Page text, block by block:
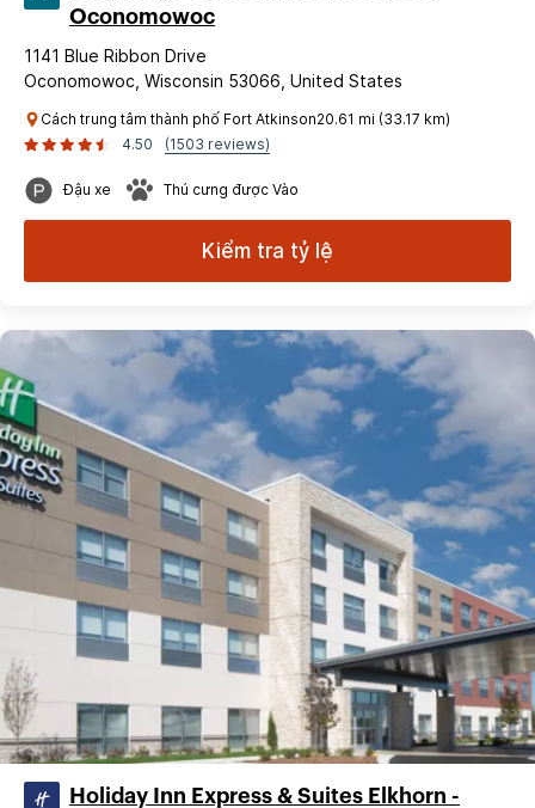
Oconomowoc
1141 Blue Ribbon Drive
Oconomowoc, Wisconsin 53066, United States
Cách trung tâm thành phố Fort Atkinson20.61 mi (33.17 km)
4.50
(1503 reviews)
Đậu xe Thú cưng được Vào
Kiểm tra tỷ lệ
Holiday Inn Express & Suites Elkhorn -